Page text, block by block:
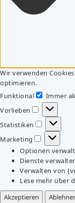
Wir verwenden
optimieren.
Funktional
Immer
Vorlieben
Vorlieben
Statistiken
Marketing
Marketing
Optionen
Dienste
Verwalten von
Lese mehr über
Akzeptieren